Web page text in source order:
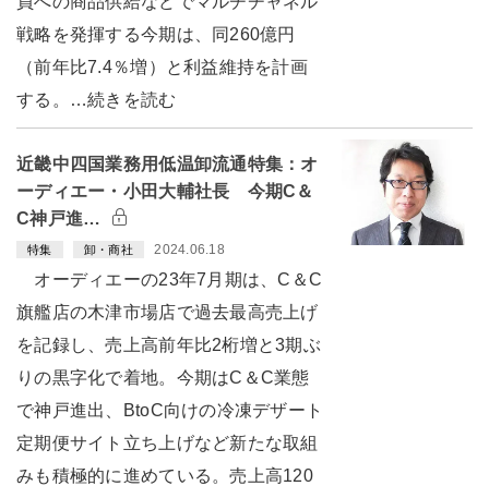
戦略を発揮する今期は、同260億円
（前年比7.4％増）と利益維持を計画
する。…続きを読む
近畿中四国業務用低温卸流通特集：オ
ーディエー・小田大輔社長 今期C＆
C神戸進…
特集 卸・商社 2024.06.18
オーディエーの23年7月期は、C＆C
旗艦店の木津市場店で過去最高売上げ
を記録し、売上高前年比2桁増と3期ぶ
りの黒字化で着地。今期はC＆C業態
で神戸進出、BtoC向けの冷凍デザート
定期便サイト立ち上げなど新たな取組
みも積極的に進めている。売上高120